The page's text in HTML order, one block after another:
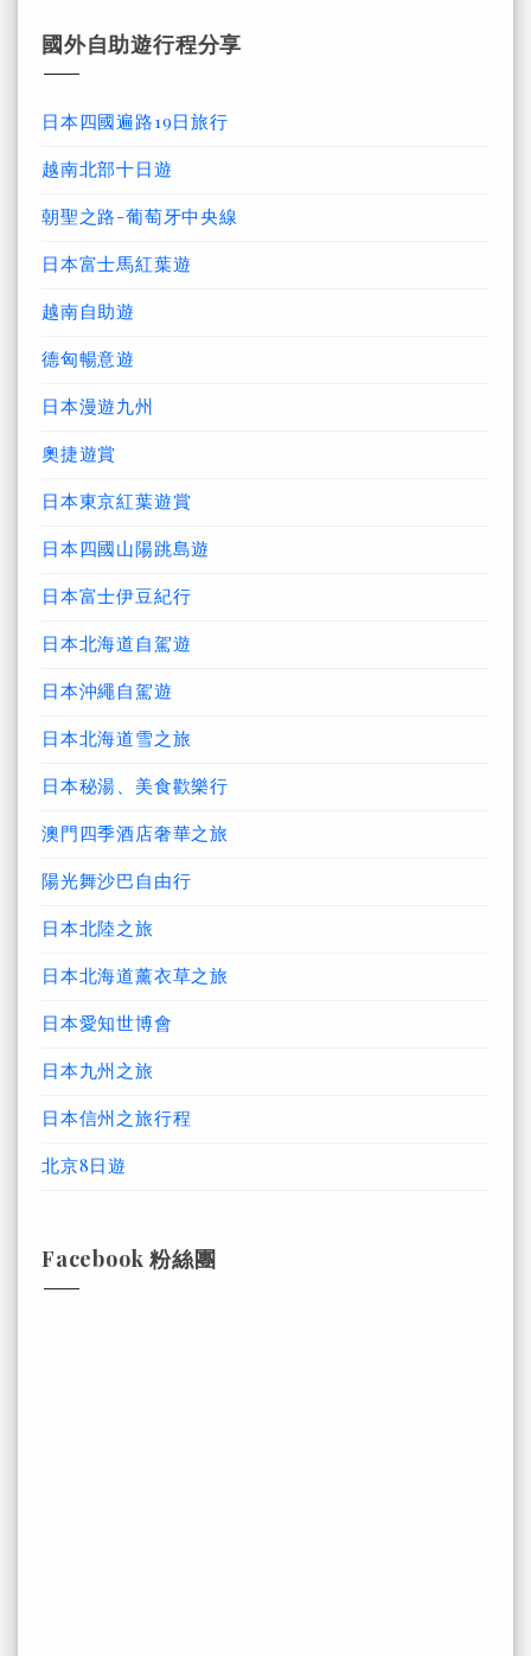
國外自助遊行程分享
日本四國遍路19日旅行
越南北部十日遊
朝聖之路-葡萄牙中央線
日本富士馬紅葉遊
越南自助遊
德匈暢意遊
日本漫遊九州
奧捷遊賞
日本東京紅葉遊賞
日本四國山陽跳島遊
日本富士伊豆紀行
日本北海道自駕遊
日本沖繩自駕遊
日本北海道雪之旅
日本秘湯、美食歡樂行
澳門四季酒店奢華之旅
陽光舞沙巴自由行
日本北陸之旅
日本北海道薰衣草之旅
日本愛知世博會
日本九州之旅
日本信州之旅行程
北京8日遊
Facebook 粉絲團